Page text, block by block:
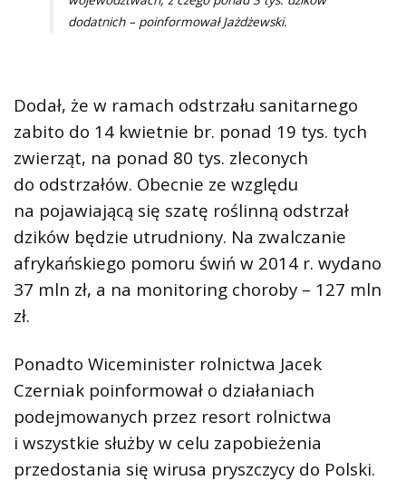
dodatnich – poinformował Jażdżewski.
Dodał, że w ramach odstrzału sanitarnego
zabito do 14 kwietnie br. ponad 19 tys. tych
zwierząt, na ponad 80 tys. zleconych
do odstrzałów. Obecnie ze względu
na pojawiającą się szatę roślinną odstrzał
dzików będzie utrudniony. Na zwalczanie
afrykańskiego pomoru świń w 2014 r. wydano
37 mln zł, a na monitoring choroby – 127 mln
zł.
Ponadto Wiceminister rolnictwa Jacek
Czerniak poinformował o działaniach
podejmowanych przez resort rolnictwa
i wszystkie służby w celu zapobieżenia
przedostania się wirusa pryszczycy do Polski.